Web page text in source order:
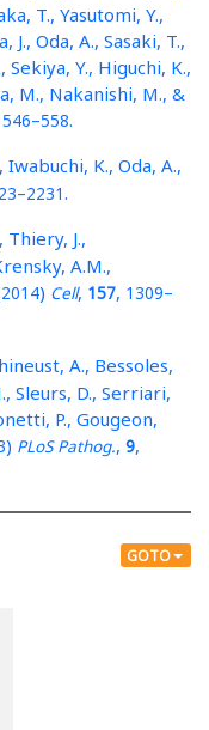
T., Yasutomi, Y.,
J., Oda, A., Sasaki, T.,
Sekiya, Y., Higuchi, K.,
M., Nakanishi, M., &
546–558.
K., Oda, A.,
–2231.
J.,
A.M.,
2014) Cell, 157, 1309–
A., Bessoles,
Sleurs, D., Serriari,
P., Gougeon,
) PLoS Pathog., 9,
GOTO